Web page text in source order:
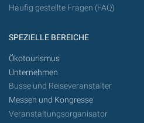
Häufig gestellte Fragen (FAQ)
SPEZIELLE BEREICHE
Ökotourismus
Unternehmen
Busse und Reiseveranstalter
Messen und Kongresse
Veranstaltungsorganisator